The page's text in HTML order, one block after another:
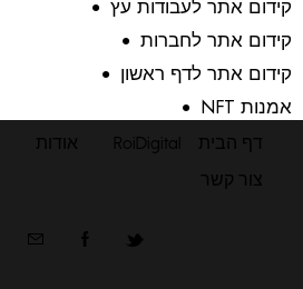
קידום אתר לעבודות עץ
קידום אתר לחברות
קידום אתר לדף ראשון
אמנות NFT
דף הבית RoiDigital אודות
צור קשר